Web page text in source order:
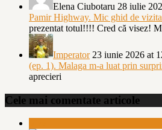
Elena Ciubotaru 28 iulie
Pamir Highway. Mic ghid de
prezentat totul!!!! Cred că visez!
Imperator23 iunie 2026 at
(ep. 1). Malaga m-a luat prin
aprecieri
Cele mai comentate articole